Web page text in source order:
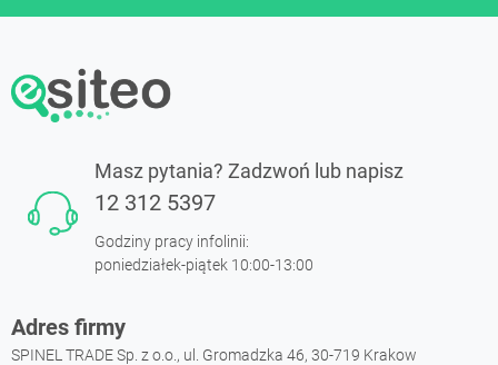
Masz pytania? Zadzwoń lub napisz
12 312 5397
Godziny pracy infolinii:
poniedziałek-piątek 10:00-13:00
Adres firmy
SPINEL TRADE Sp. z o.o., ul. Gromadzka 46, 30-719 Krakow